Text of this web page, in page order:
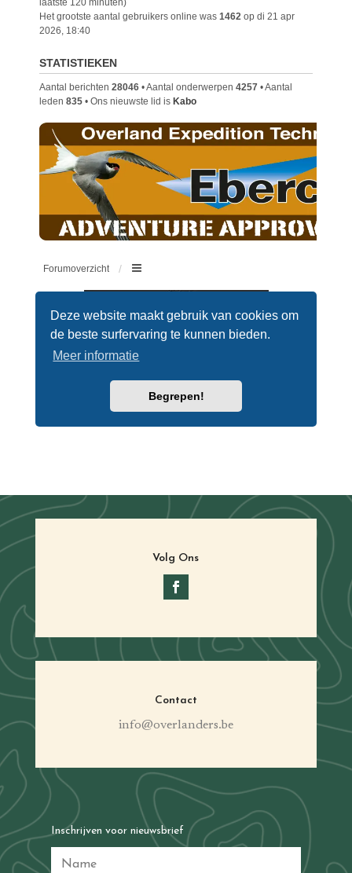
Volg Ons
Contact
info@overlanders.be
Inschrijven voor nieuwsbrief